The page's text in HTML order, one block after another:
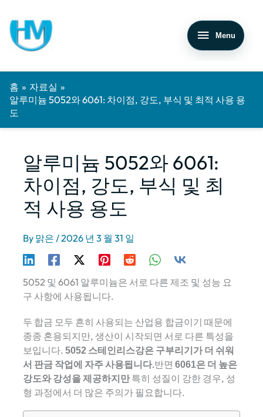
메뉴
홈
자료실
알루미늄 5052와 6061: 차이점, 강도, 부식 및 최적 사용 용
도
알루미늄 5052와 6061:
차이점, 강도, 부식 및 최
적 사용 용도
By 맑은 /2026 년 3 월 31 일
5052 및 6061 알루미늄은 서로 다른 제조 및 성능 요
구 사항에 사용됩니다.
두 합금 모두 흔히 사용되는 산업용 합금이기 때문에
종종 혼용되지만, 생산이 시작되면 서로 다른 특성을
보입니다. 5052 스테인리스강은 구부리기가 더 쉬워
서 판금 작업에 자주 사용됩니다.반면 6061은 더 높은
강도와 ​​강성을 제공하지만특히 성질이 강한 경우, 성
형 과정에서 더 많은 주의가 필요합니다.